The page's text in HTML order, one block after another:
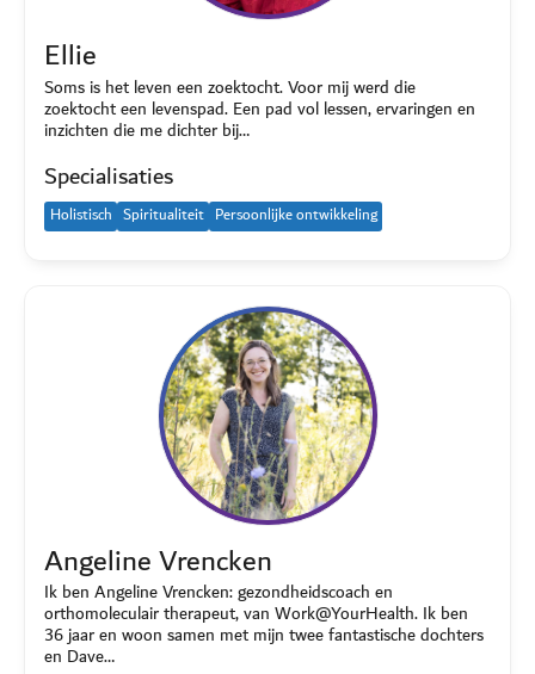
Ellie
Soms is het leven een zoektocht. Voor mij werd die
zoektocht een levenspad. Een pad vol lessen, ervaringen en
inzichten die me dichter bij…
Specialisaties
Holistisch Spiritualiteit Persoonlijke ontwikkeling
Angeline Vrencken
Ik ben Angeline Vrencken: gezondheidscoach en
orthomoleculair therapeut, van Work@YourHealth. Ik ben
36 jaar en woon samen met mijn twee fantastische dochters
en Dave…